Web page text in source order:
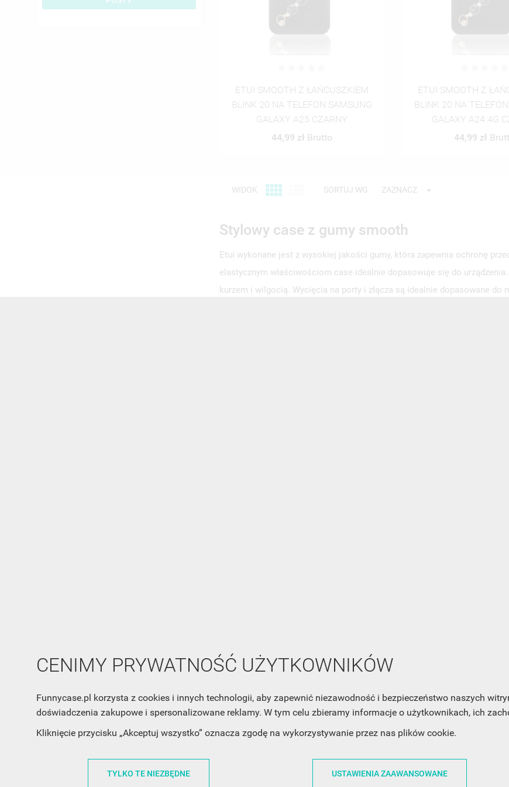
CENIMY PRYWATNOŚĆ UŻYTKOWNIKÓW
Funnycase.pl korzysta z cookies i innych technologii, aby zapewnić niezawodność i bezpieczeństwo naszych
doświadczenia zakupowe i spersonalizowane reklamy. W tym celu zbieramy informacje o użytkownikach, ich
Kliknięcie przycisku „Akceptuj wszystko” oznacza zgodę na wykorzystywanie przez nas plików cookie.
TYLKO TE NIEZBĘDNE USTAWIENIA ZAAWANSOWANE
ETUI SMOOTH Z ŁAŃCUSZKIEM
BLINK 20 NA TELEFON SAMSUNG
GALAXY A25 CZARNY
44,99 zł
Brutto
ETUI SMOOTH Z
BLINK 20 NA
GALAXY A24 4G
44,99 zł
WIDOK  SORTUJ WG ZAZNACZ 
Stylowy case z gumy smooth
Etui wykonane jest z wysokiej jakości gumy, która zapewnia ochronę
elastycznym właściwościom case idealnie dopasowuje się do
kurzem i wilgocią. Wycięcia na porty i złącza są idealnie dopasowane
Zaznacz poniższą zgodę, jeśli chcesz dostawać raz na jakiś
cofnąć swoją zgodę. Jeśli chciałbyś dowiedzieć się jak
Twoją prywatność, zobacz Politykę Prywatności.